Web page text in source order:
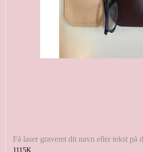
Få laser graveret dit navn eller tekst på
1115K